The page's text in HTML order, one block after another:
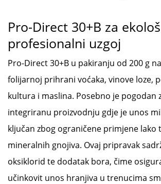
Pro-Direct 30+B za
profesionalni uzgoj
Pro-Direct 30+B u pakiranju od 200 g
folijarnoj prihrani voćaka, vinove loze,
kultura i maslina. Posebno je pogodan
integriranu proizvodnju gdje je unos
ključan zbog ograničene primjene lako
mineralnih gnojiva. Ovaj pripravak
oksiklorid te dodatak bora, čime
učinkovit unos hranjiva u trenucima